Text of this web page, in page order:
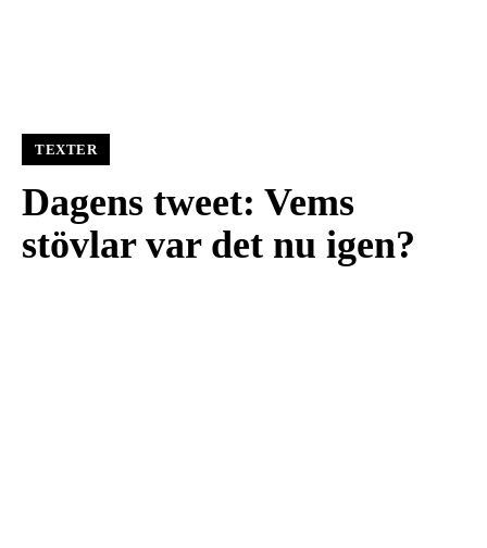
TEXTER
Dagens tweet: Vems
stövlar var det nu igen?